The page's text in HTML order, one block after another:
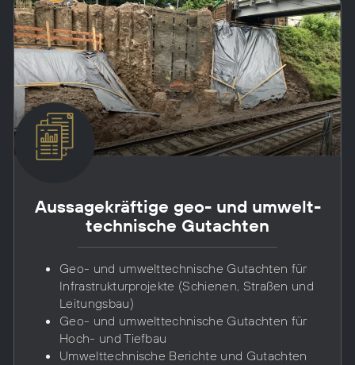
Aussage­kräftige geo- und umwelt­
technische Gutachten
Geo- und umwelttechnische Gutachten für
Infrastrukturprojekte (Schienen, Straßen und
Leitungsbau)
Geo- und umwelttechnische Gutachten für
Hoch- und Tiefbau
Umwelttechnische Berichte und Gutachten